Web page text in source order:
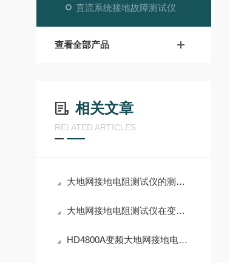
直流系统接地故障测试仪
查看全部产品
相关文章
RELATED ARTICLES
大地网接地电阻测试仪的测试原理和使用注意事项
大地网接地电阻测试仪在变电站测试中的使用图解
HD4800A变频大地网接地电阻测试仪产品介绍